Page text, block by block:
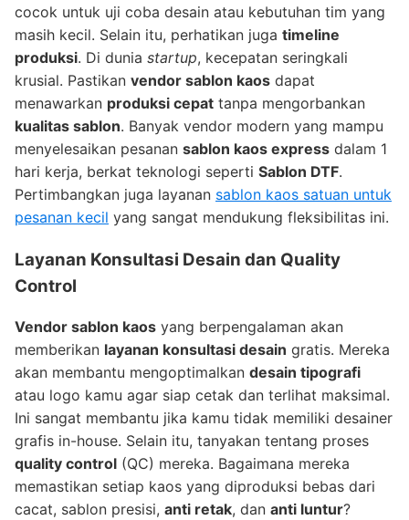
cocok untuk uji coba desain atau kebutuhan tim yang
masih kecil. Selain itu, perhatikan juga timeline
produksi. Di dunia startup, kecepatan seringkali
krusial. Pastikan vendor sablon kaos dapat
menawarkan produksi cepat tanpa mengorbankan
kualitas sablon. Banyak vendor modern yang mampu
menyelesaikan pesanan sablon kaos express dalam 1
hari kerja, berkat teknologi seperti Sablon DTF.
Pertimbangkan juga layanan sablon kaos satuan untuk
pesanan kecil yang sangat mendukung fleksibilitas ini.
Layanan Konsultasi Desain dan Quality
Control
Vendor sablon kaos yang berpengalaman akan
memberikan layanan konsultasi desain gratis. Mereka
akan membantu mengoptimalkan desain tipografi
atau logo kamu agar siap cetak dan terlihat maksimal.
Ini sangat membantu jika kamu tidak memiliki desainer
grafis in-house. Selain itu, tanyakan tentang proses
quality control (QC) mereka. Bagaimana mereka
memastikan setiap kaos yang diproduksi bebas dari
cacat, sablon presisi, anti retak, dan anti luntur?